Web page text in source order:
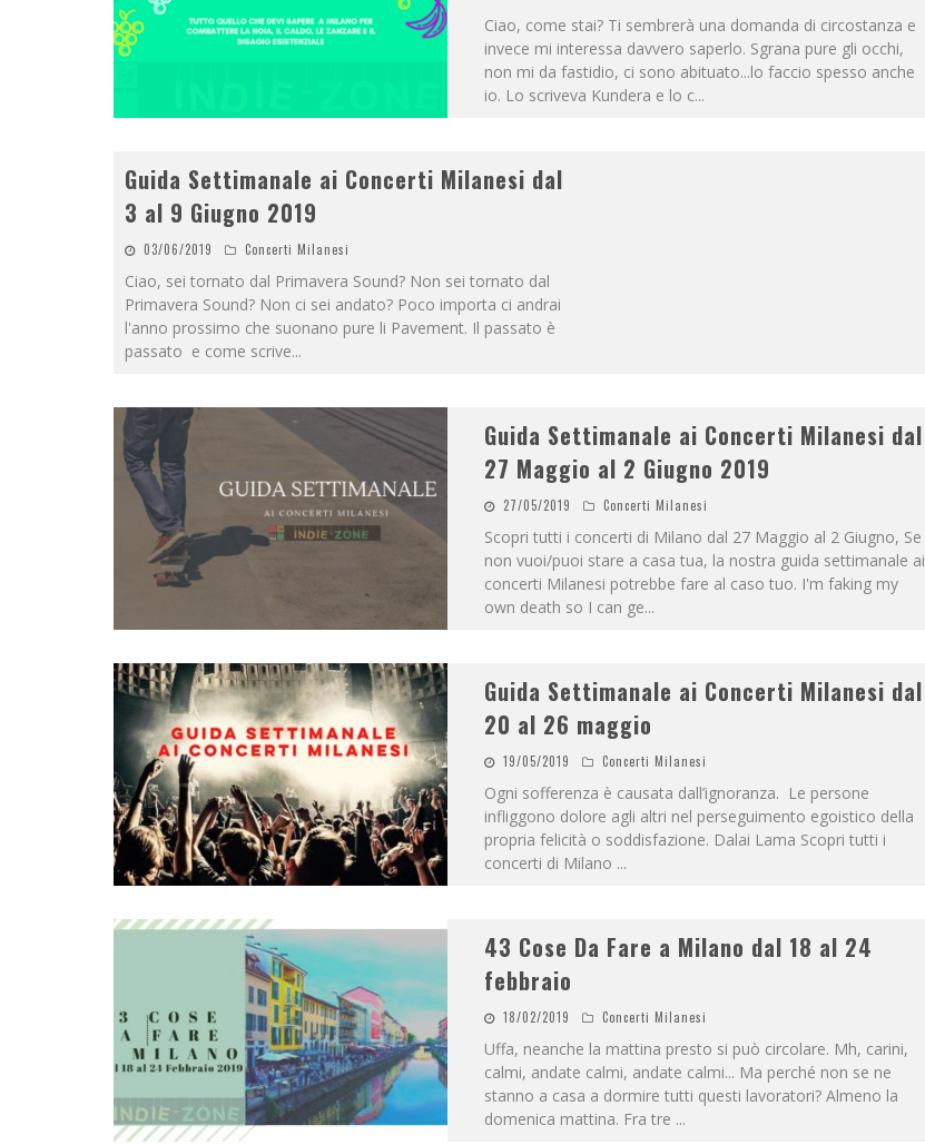
Ciao, come stai? Ti sembrerà una domanda di circostanza e
invece mi interessa davvero saperlo. Sgrana pure gli occhi,
non mi da fastidio, ci sono abituato...lo faccio spesso anche
io. Lo scriveva Kundera e lo c...
Guida Settimanale ai Concerti Milanesi dal
3 al 9 Giugno 2019
03/06/2019 Concerti Milanesi
Ciao, sei tornato dal Primavera Sound? Non sei tornato dal
Primavera Sound? Non ci sei andato? Poco importa ci andrai
l'anno prossimo che suonano pure li Pavement. Il passato è
passato e come scrive...
Guida Settimanale ai Concerti Milanesi dal
27 Maggio al 2 Giugno 2019
27/05/2019 Concerti Milanesi
Scopri tutti i concerti di Milano dal 27 Maggio al 2 Giugno, Se
non vuoi/puoi stare a casa tua, la nostra guida settimanale ai
concerti Milanesi potrebbe fare al caso tuo. I'm faking my
own death so I can ge...
Guida Settimanale ai Concerti Milanesi dal
20 al 26 maggio
19/05/2019 Concerti Milanesi
Ogni sofferenza è causata dall’ignoranza. Le persone
infliggono dolore agli altri nel perseguimento egoistico della
propria felicità o soddisfazione. Dalai Lama Scopri tutti i
concerti di Milano ...
43 Cose Da Fare a Milano dal 18 al 24
febbraio
18/02/2019 Concerti Milanesi
Uffa, neanche la mattina presto si può circolare. Mh, carini,
calmi, andate calmi, andate calmi... Ma perché non se ne
stanno a casa a dormire tutti questi lavoratori? Almeno la
domenica mattina. Fra tre ...